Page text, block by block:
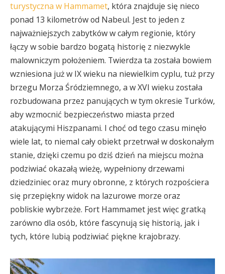
turystyczna w Hammamet, która znajduje się nieco
ponad 13 kilometrów od Nabeul. Jest to jeden z
najważniejszych zabytków w całym regionie, który
łączy w sobie bardzo bogatą historię z niezwykle
malowniczym położeniem. Twierdza ta została bowiem
wzniesiona już w IX wieku na niewielkim cyplu, tuż przy
brzegu Morza Śródziemnego, a w XVI wieku została
rozbudowana przez panujących w tym okresie Turków,
aby wzmocnić bezpieczeństwo miasta przed
atakującymi Hiszpanami. I choć od tego czasu minęło
wiele lat, to niemal cały obiekt przetrwał w doskonałym
stanie, dzięki czemu po dziś dzień na miejscu można
podziwiać okazałą wieżę, wypełniony drzewami
dziedziniec oraz mury obronne, z których rozpościera
się przepiękny widok na lazurowe morze oraz
pobliskie wybrzeże. Fort Hammamet jest więc gratką
zarówno dla osób, które fascynują się historią, jak i
tych, które lubią podziwiać piękne krajobrazy.